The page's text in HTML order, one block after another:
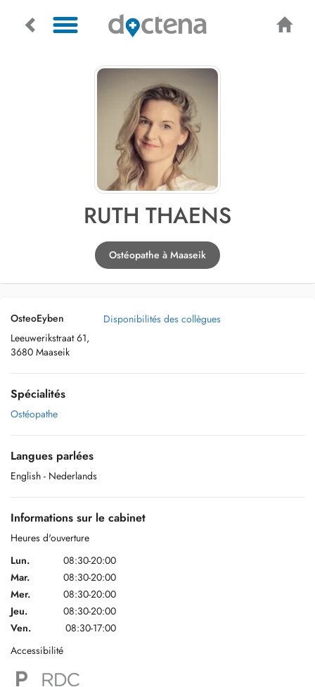
RUTH THAENS
Ostéopathe à Maaseik
OsteoEyben
Leeuwerikstraat 61,
3680 Maaseik
Disponibilités des collègues
Spécialités
Ostéopathe
Langues parlées
English - Nederlands
Informations sur le cabinet
Heures d'ouverture
Lun.
08:30-20:00
Mar.
08:30-20:00
Mer.
08:30-20:00
Jeu.
08:30-20:00
Ven.
08:30-17:00
Accessibilité